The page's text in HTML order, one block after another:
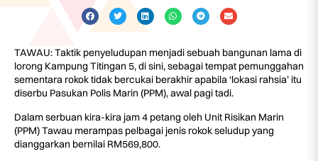
TAWAU: Taktik penyeludupan menjadi sebuah bangunan lama di
lorong Kampung Titingan 5, di sini, sebagai tempat pemunggahan
sementara rokok tidak bercukai berakhir apabila ‘lokasi rahsia’ itu
diserbu Pasukan Polis Marin (PPM), awal pagi tadi.
Dalam serbuan kira-kira jam 4 petang oleh Unit Risikan Marin
(PPM) Tawau merampas pelbagai jenis rokok seludup yang
dianggarkan bernilai RM569,800.